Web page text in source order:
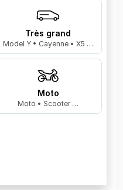
Très grand
Model Y • Cayenne • X5 …
Moto
Moto • Scooter …